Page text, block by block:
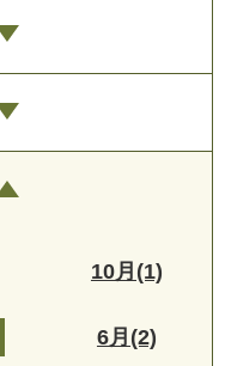
10月(1)
6月(2)